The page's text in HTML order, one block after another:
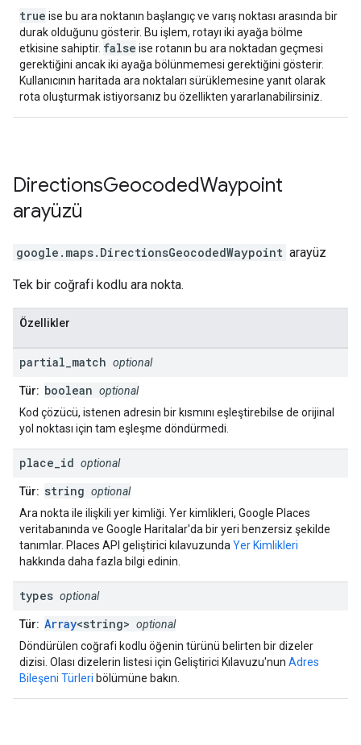
true ise bu ara noktanın başlangıç ve varış noktası arasında bir
durak olduğunu gösterir. Bu işlem, rotayı iki ayağa bölme
etkisine sahiptir. false ise rotanın bu ara noktadan geçmesi
gerektiğini ancak iki ayağa bölünmemesi gerektiğini gösterir.
Kullanıcının haritada ara noktaları sürüklemesine yanıt olarak
rota oluşturmak istiyorsanız bu özellikten yararlanabilirsiniz.
DirectionsGeocodedWaypoint
arayüzü
google.maps. DirectionsGeocodedWaypoint arayüz
Tek bir coğrafi kodlu ara nokta.
Özellikler
partial match optional
Tür: boolean optional
Kod çözücü, istenen adresin bir kısmını eşleştirebilse de orijinal
yol noktası için tam eşleşme döndürmedi.
place id optional
Tür: string optional
Ara nokta ile ilişkili yer kimliği. Yer kimlikleri, Google Places
veritabanında ve Google Haritalar'da bir yeri benzersiz şekilde
tanımlar. Places API geliştirici kılavuzundaYer Kimlikleri
hakkında daha fazla bilgi edinin.
types optional
Tür: Array<string> optional
Döndürülen coğrafi kodlu öğenin türünü belirten bir dizeler
dizisi. Olası dizelerin listesi için Geliştirici Kılavuzu'nun Adres
Bileşeni Türleri bölümüne bakın.